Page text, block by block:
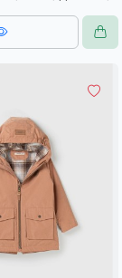
подростки